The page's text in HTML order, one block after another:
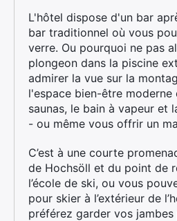
L'hôtel dispose d'un bar
bar traditionnel où vous
verre. Ou pourquoi ne pas
plongeon dans la piscine
admirer la vue sur la
l'espace bien-être
saunas, le bain à vapeur et
- ou même vous offrir un
C’est à une courte
de Hochsöll et du point de
l’école de ski, ou vous
pour skier à l’extérieur de
préférez garder vos